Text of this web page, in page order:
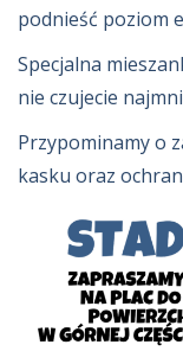
podnieść poziom
Specjalna
nie czujecie
Przypominamy o
kasku oraz